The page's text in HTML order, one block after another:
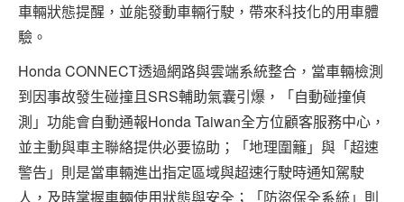
車輛狀態提醒，並能發動車輛行駛，帶來科技化的用車體
驗。
Honda CONNECT透過網路與雲端系統整合，當車輛檢測
到因事故發生碰撞且SRS輔助氣囊引爆，「自動碰撞偵
測」功能會自動通報Honda Taiwan全方位顧客服務中心，
並主動與車主聯絡提供必要協助；「地理圍籬」與「超速
警告」則是當車輛進出指定區域與超速行駛時通知駕駛
人，及時掌握車輛使用狀態與安全；「防盜保全系統」則